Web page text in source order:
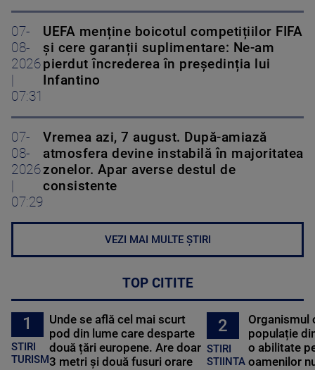
07-
08-
2026
07:31
UEFA menține boicotul competițiilor FIFA
și cere garanții suplimentare: Ne-am
pierdut încrederea în președinția lui
Infantino
07-
08-
2026
07:29
Vremea azi, 7 august. După-amiază
atmosfera devine instabilă în majoritatea
zonelor. Apar averse destul de
consistente
VEZI MAI MULTE ȘTIRI
TOP CITITE
1
STIRI
TURISM
Unde se află cel mai scurt
pod din lume care desparte
două țări europene. Are doar
3 metri și două fusuri orare
2
STIRI
STIINTA
Organismul
populație
o abilitate
oamenilor